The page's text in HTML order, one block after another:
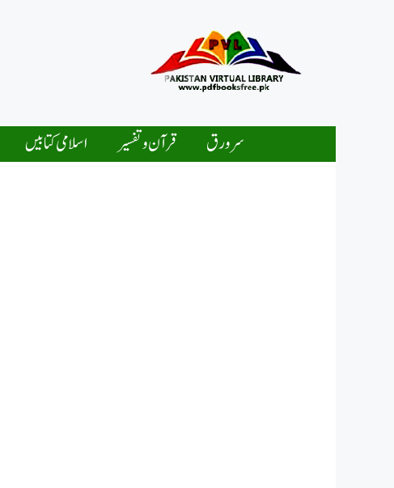
سرورق قرآن و تفسیر اسلامی کتابیں